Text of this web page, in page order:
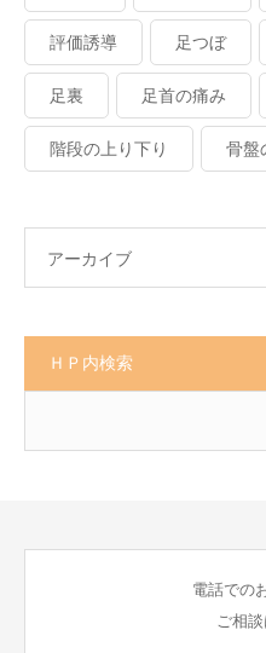
評価誘導 足つぼ
足裏 足首の痛み
階段の上り下り 骨盤
アーカイブ
ＨＰ内検索
電話での
ご相